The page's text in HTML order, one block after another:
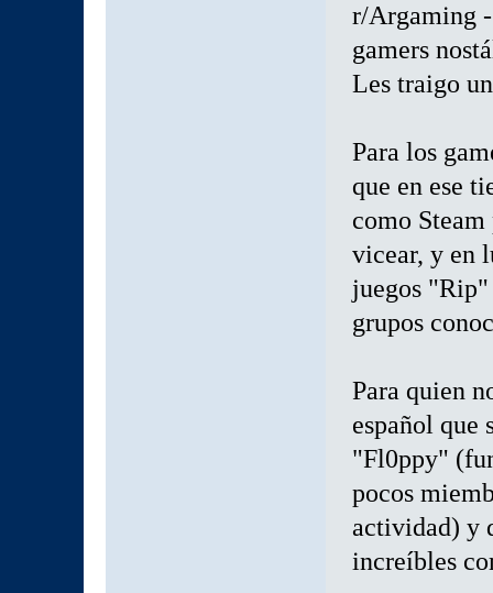
r/Argaming
gamers
Les traigo
Para los
que en ese
como
vicear, y en
juegos
grupos
Para quien
español que
"Fl0ppy"
pocos
actividad) y
increíbles